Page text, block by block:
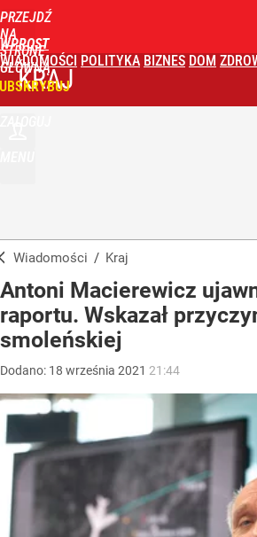
PRZEJDŹ
NA
STRONĘ
GŁÓWNĄ
WPROST
WIADOMOŚCI POLITYKA BIZNES DOM
KRAJ
Wiadomości / Kraj
Antoni Macierewicz
raportu. Wskazał
smoleńskiej
Dodano: 18 września 2021 21:44